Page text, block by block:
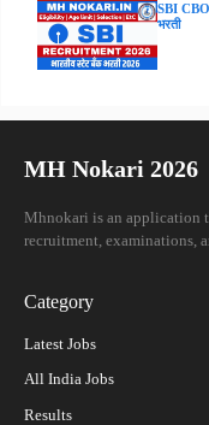
SBI CBO
भरती
MH Nokari 2026
Mhnokari is an application
recruitment, examinations,
Category
Latest Jobs
All India Jobs
Results